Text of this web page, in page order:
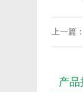
上一篇
产品